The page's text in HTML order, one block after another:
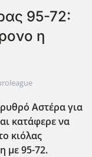
95-72:
η
Αστέρα για
κατάφερε να
κιόλας
με 95-72.